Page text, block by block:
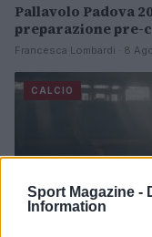
Sport Magazine -
Information
Pallavolo Padova
preparazione pre-
Francesca Lombardi · 8
CALCIO